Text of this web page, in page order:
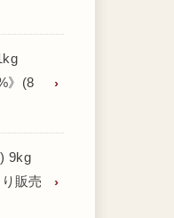
》(8
9kg
販売